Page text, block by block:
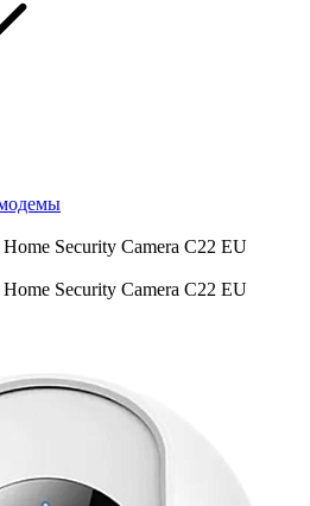
Security Camera С22 EU
Security Camera С22 EU